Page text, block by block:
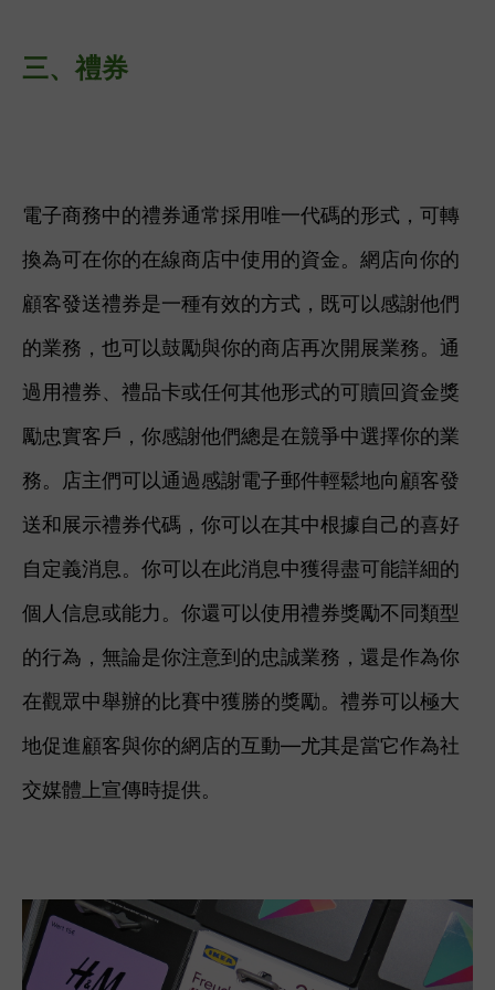
三、 禮券
電子商務中的禮券通常採用唯一代碼的形式，可轉
換為可在你的在線商店中使用的資金。網店向你的
顧客發送禮券是一種有效的方式，既可以感謝他們
的業務，也可以鼓勵與你的商店再次開展業務。通
過用禮券、禮品卡或任何其他形式的可贖回資金獎
勵忠實客戶，你感謝他們總是在競爭中選擇你的業
務。 店主們可以通過感謝電子郵件輕鬆地向顧客發
送和展示禮券代碼，你可以在其中根據自己的喜好
自定義消息。你可以在此消息中獲得盡可能詳細的
個人信息或能力。 你還可以使用禮券獎勵不同類型
的行為，無論是你注意到的忠誠業務，還是作為你
在觀眾中舉辦的比賽中獲勝的獎勵。禮券可以極大
地促進顧客與你的網店的互動—尤其是當它作為社
交媒體上宣傳時提供。